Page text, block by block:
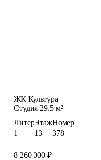
ЖК Культура
Студия 29.5 м²
Литер
1
Этаж
13
Номер
378
8 260 000 ₽